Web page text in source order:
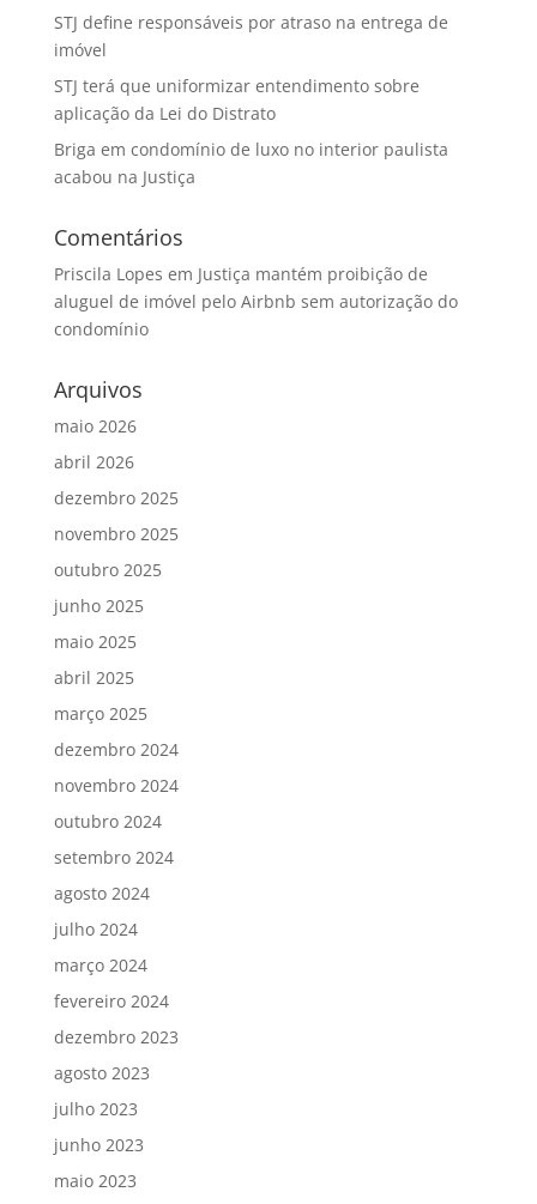
STJ define responsáveis por atraso na entrega de
imóvel
STJ terá que uniformizar entendimento sobre
aplicação da Lei do Distrato
Briga em condomínio de luxo no interior paulista
acabou na Justiça
Comentários
Priscila Lopes em Justiça mantém proibição de
aluguel de imóvel pelo Airbnb sem autorização do
condomínio
Arquivos
maio 2026
abril 2026
dezembro 2025
novembro 2025
outubro 2025
junho 2025
maio 2025
abril 2025
março 2025
dezembro 2024
novembro 2024
outubro 2024
setembro 2024
agosto 2024
julho 2024
março 2024
fevereiro 2024
dezembro 2023
agosto 2023
julho 2023
junho 2023
maio 2023